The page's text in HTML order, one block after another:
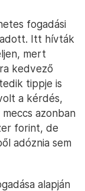
fogadási
Itt hívták
mert
kedvező
tippje is
a kérdés,
azonban
forint, de
adóznia sem
alapján